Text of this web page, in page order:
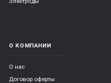
О КОМПАНИИ
О нас
Договор оферты